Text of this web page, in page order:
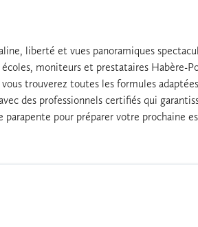
liberté et vues panoramiques
moniteurs et prestataires Habère-
trouverez toutes les formules
des professionnels certifiés qui
pour préparer votre prochaine